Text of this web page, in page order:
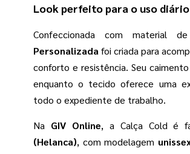
Look perfeito para o uso diário
Confeccionada com material
Personalizada foi criada para
conforto e resistência. Seu
enquanto o tecido oferece uma
todo o expediente de trabalho.
Na GIV Online, a Calça Cold é
(Helanca), com modelagem